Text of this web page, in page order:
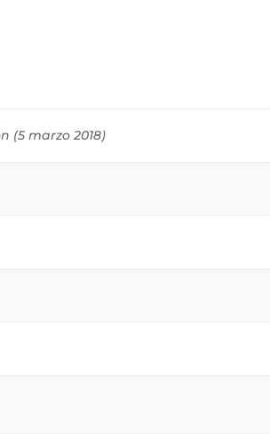
(5 marzo 2018)